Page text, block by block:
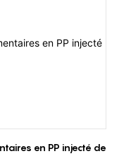
en PP injecté de